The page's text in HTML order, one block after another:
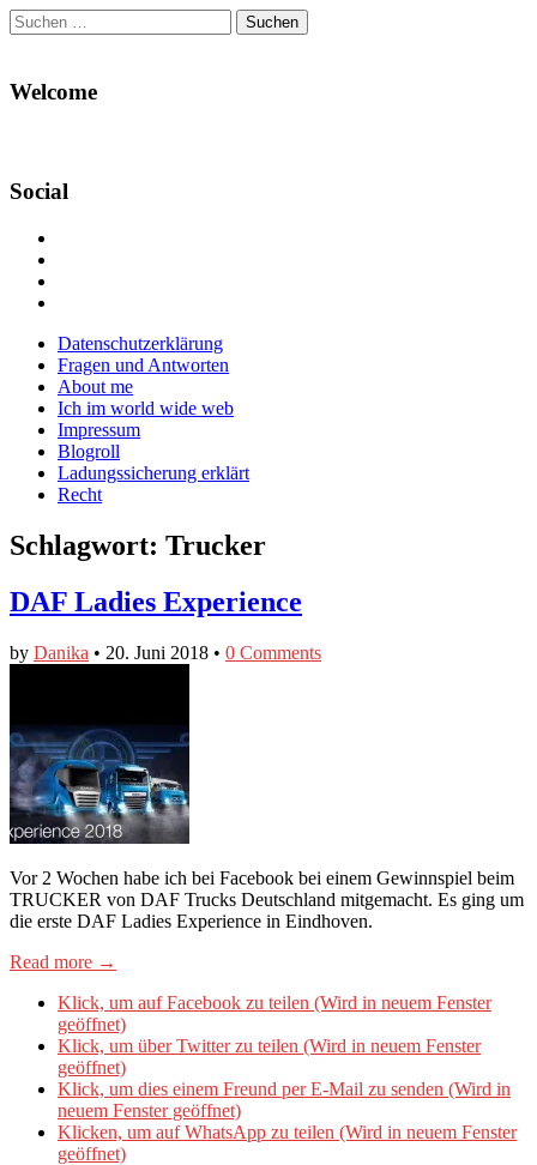
Suchen
nach:
Welcome
Social
Facebook
anzeigen
Twitter
anzeigen
auf
Instagram
anzeigen
Main
menu
Skip
content
Datenschutzerklärung
Fragen und Antworten
About me
Ich im world wide web
Impressum
Blogroll
Ladungssicherung erklärt
Recht
Schlagwort: Trucker
DAF Ladies Experience
by Danika • 20. Juni 2018 • 0 Comments
Vor 2 Wochen habe ich bei Facebook bei einem Gewinnspiel beim
TRUCKER von DAF Trucks Deutschland mitgemacht. Es ging um
die erste DAF Ladies Experience in Eindhoven.
Read more →
Klick, um auf Facebook zu teilen (Wird in neuem Fenster
geöffnet)
Klick, um über Twitter zu teilen (Wird in neuem Fenster
geöffnet)
Klick, um dies einem Freund per E-Mail zu senden (Wird in
neuem Fenster geöffnet)
Klicken, um auf WhatsApp zu teilen (Wird in neuem Fenster
geöffnet)